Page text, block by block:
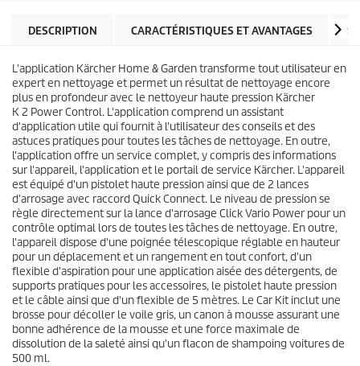
d
t
e
2
4
a
v
i
s
DESCRIPTION CARACTÉRISTIQUES ET AVANTAGES
L'application Kärcher Home & Garden transforme tout utilisateur en
expert en nettoyage et permet un résultat de nettoyage encore
plus en profondeur avec le nettoyeur haute pression Kärcher
K 2 Power Control. L'application comprend un assistant
d'application utile qui fournit à l'utilisateur des conseils et des
astuces pratiques pour toutes les tâches de nettoyage. En outre,
l'application offre un service complet, y compris des informations
sur l'appareil, l'application et le portail de service Kärcher. L'appareil
est équipé d'un pistolet haute pression ainsi que de 2 lances
d'arrosage avec raccordQuick Connect. Le niveau de pression se
règle directement sur la lance d'arrosage Click Vario Power pour un
contrôle optimal lors de toutes les tâches de nettoyage. En outre,
l'appareil dispose d'une poignée télescopique réglable en hauteur
pour un déplacement et un rangement en tout confort, d'un
flexible d'aspiration pour une application aisée des détergents, de
supports pratiques pour les accessoires, le pistolet haute pression
et le câble ainsi que d'un flexible de 5 mètres. Le Car Kit inclut une
brosse pour décoller le voile gris, un canon à mousse assurant une
bonne adhérence de la mousse et une force maximale de
dissolution de la saleté ainsi qu'un flacon de shampoing voitures de
500 ml.